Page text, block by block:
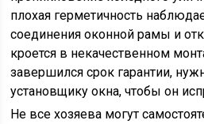
плохая герметичность
соединения оконной рамы и
кроется в некачественном
завершился срок гарантии,
установщику окна, чтобы он
Не все хозяева могут